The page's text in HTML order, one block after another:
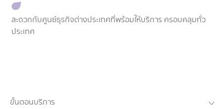
สะดวกกับศูนย์ธุรกิจต่างประเทศที่พร้อมให้บริการ ครอบคลุมทั่ว
ประเทศ
ขั้นตอนบริการ